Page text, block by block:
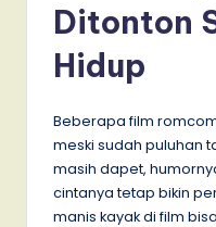
Ditonton
Hidup
Beberapa film
meski sudah puluhan
masih dapet,
cintanya tetap bikin
manis kayak di film